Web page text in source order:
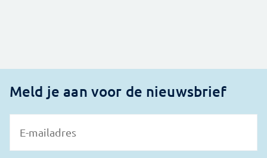
Meld je aan voor de nieuwsbrief